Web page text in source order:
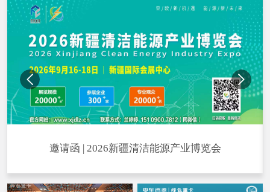
邀请函 | 2026新疆清洁能源产业博览会